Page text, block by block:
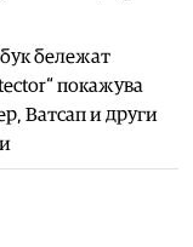
бележат
покажува
Ватсап и други